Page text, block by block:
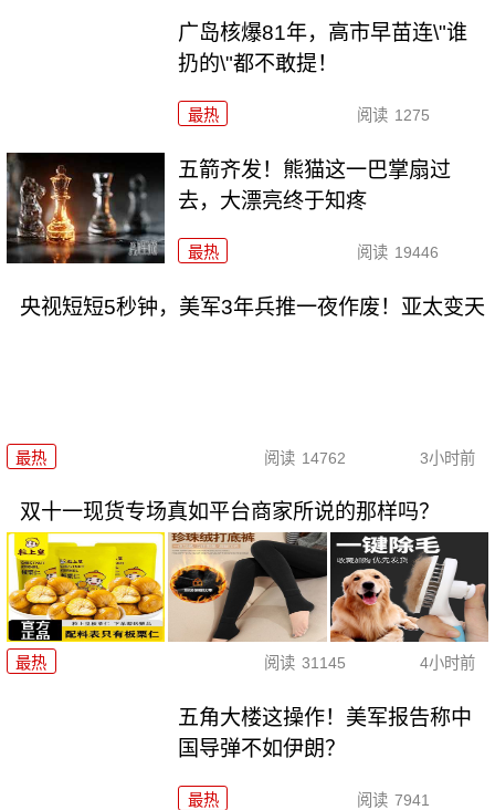
广岛核爆81年，高市早苗连\"谁
扔的\"都不敢提！
最热 阅读 1275
五箭齐发！熊猫这一巴掌扇过
去，大漂亮终于知疼
最热 阅读 19446
央视短短5秒钟，美军3年兵推一夜作废！亚太变天
最热 阅读 14762 3小时前
双十一现货专场真如平台商家所说的那样吗？
最热 阅读 31145 4小时前
五角大楼这操作！美军报告称中
国导弹不如伊朗？
最热 阅读 7941